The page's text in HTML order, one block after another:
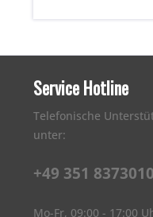
Service Hotline
Telefonische
unter:
+49 351 8373010
Mo-Fr, 09:00 - 17:00